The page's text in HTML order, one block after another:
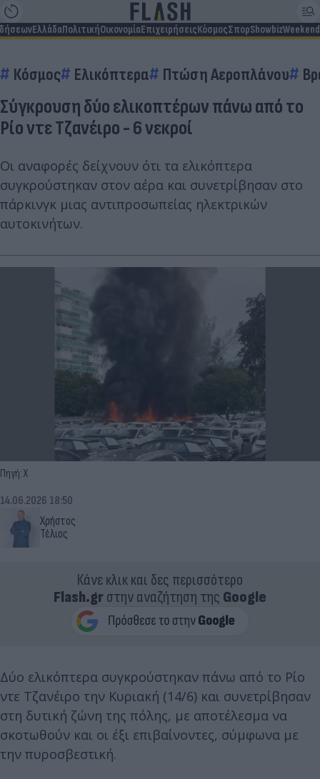
ΕλλάδαΠολιτικήΟικονομίαΕπιχειρήσειςΚόσμοςΣπορShowbizWeekend
Κόσμος Ελικόπτερα Πτώση Αεροπλάνου
Σύγκρουση δύο ελικοπτέρων πάνω από το
Ρίο ντε Τζανέιρο - 6 νεκροί
Οι αναφορές δείχνουν ότι τα ελικόπτερα
συγκρούστηκαν στον αέρα και συνετρίβησαν στο
πάρκινγκ μιας αντιπροσωπείας ηλεκτρικών
αυτοκινήτων.
Πηγή: X
Χρήστος
Τέλιος
14.06.2026 18:50
Κάνε κλικ και δες περισσότερο
Flash.grστην αναζήτηση της Google
Δύο ελικόπτερα συγκρούστηκαν πάνω από το Ρίο
ντε Τζανέιρο την Κυριακή (14/6) και συνετρίβησαν
στη δυτική ζώνη της πόλης, με αποτέλεσμα να
σκοτωθούν και οι έξι επιβαίνοντες, σύμφωνα με
την πυροσβεστική.